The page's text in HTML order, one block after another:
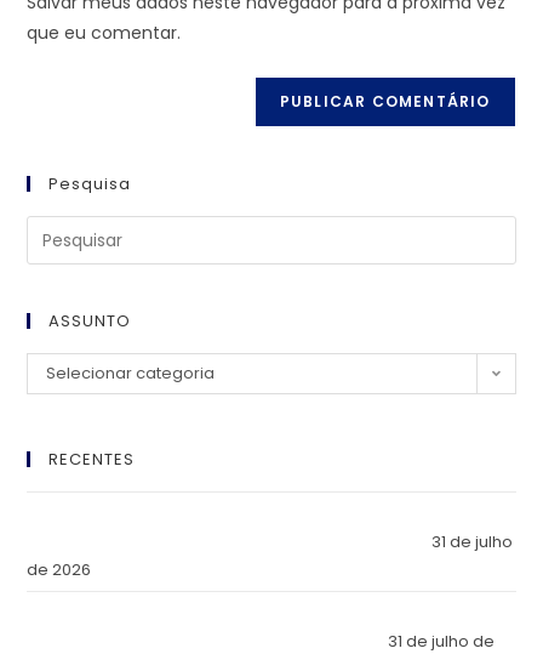
que eu comentar.
Pesquisa
ASSUNTO
Selecionar categoria
RECENTES
31 de julho
de 2026
31 de julho de